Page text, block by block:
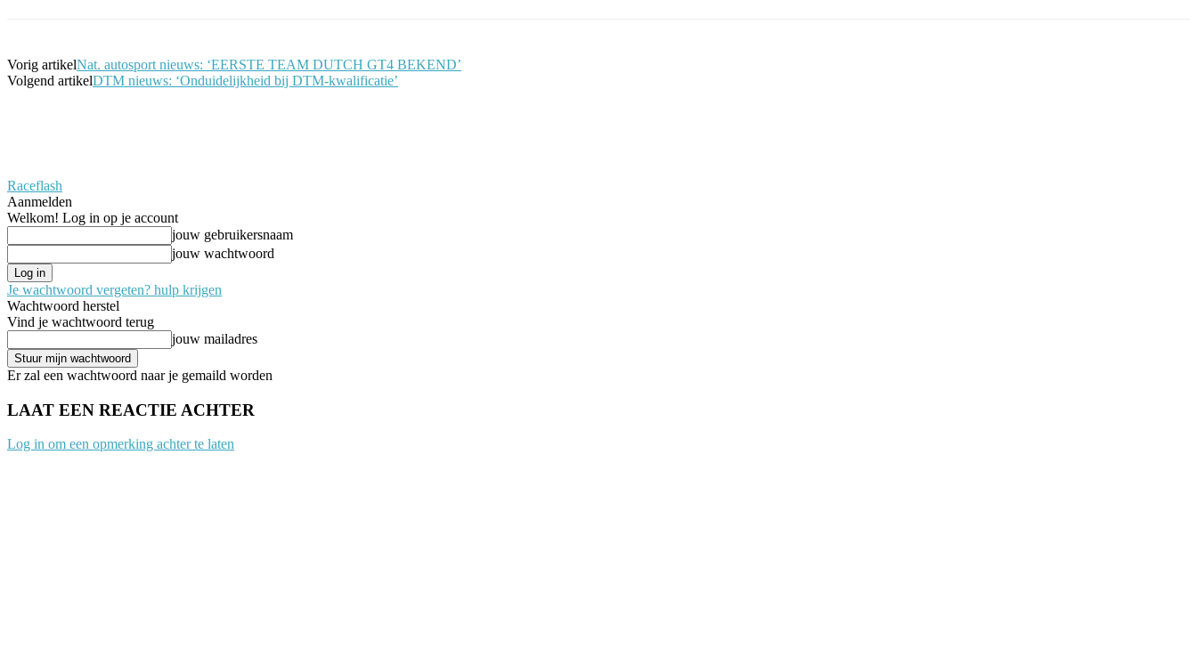
Vorig artikelNat. autosport nieuws: ‘EERSTE TEAM DUTCH GT4 BEKEND’
Volgend artikelDTM nieuws: ‘Onduidelijkheid bij DTM-kwalificatie’
Raceflash
Aanmelden
Welkom! Log in op je account
jouw gebruikersnaam
jouw wachtwoord
Je wachtwoord vergeten? hulp krijgen
Wachtwoord herstel
Vind je wachtwoord terug
jouw mailadres
Er zal een wachtwoord naar je gemaild worden
LAAT EEN REACTIE ACHTER
Log in om een opmerking achter te laten